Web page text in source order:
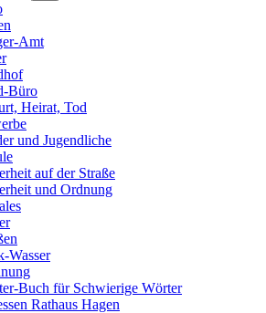
Amt
Büro
Heirat, Tod
und Jugendliche
auf der Straße
und Ordnung
Wasser
Buch für Schwierige Wörter
Rathaus Hagen